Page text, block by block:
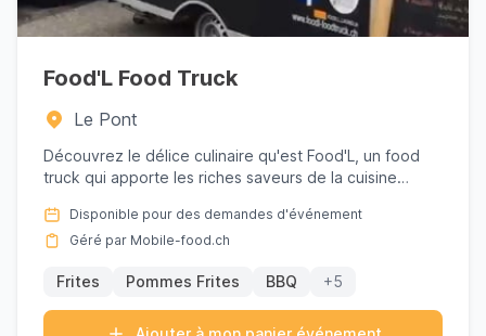
Food'L Food Truck
Le Pont
Découvrez le délice culinaire qu'est Food'L, un food
truck qui apporte les riches saveurs de la cuisine
Disponible pour des demandes d'événement
Géré par Mobile-food.ch
Frites Pommes Frites BBQ +5